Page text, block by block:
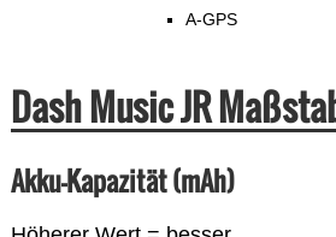
A-GPS
Dash Music JR
Akku-Kapazität (mAh)